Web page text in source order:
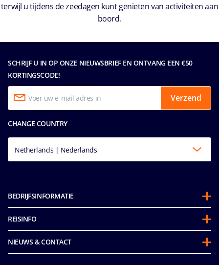
terwijl u tijdens de zeedagen kunt genieten van activiteiten aan
boord.
SCHRIJF U IN OP ONZE NIEUWSBRIEF EN ONTVANG EEN €50
KORTINGSCODE!
Verzend
CHANGE COUNTRY
Netherlands | Nederlands
BEDRIJFSINFORMATIE
Duurzaamheid
Integriteit & Naleving
REISINFO
NIEUWS & CONTACT